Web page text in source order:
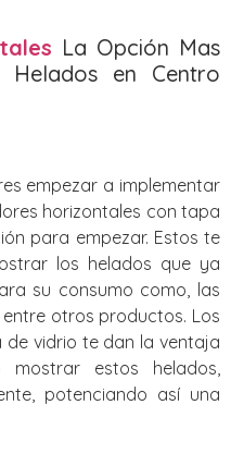
La Opción Mas
Helados en Centro
empezar a implementar
horizontales con tapa
para empezar. Estos te
los helados que ya
su consumo como, las
otros productos. Los
vidrio te dan la ventaja
estos helados,
potenciando así una